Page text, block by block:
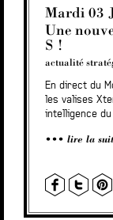
Mardi 03
Une
S !
actualité
En direct du
les valises
intelligence du
lire la